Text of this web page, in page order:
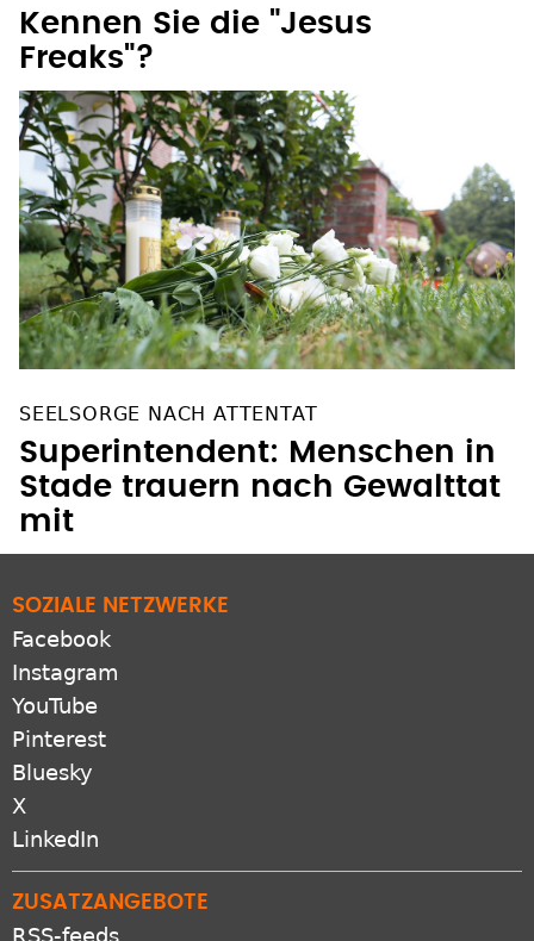
Kennen Sie die "Jesus
Freaks"?
SEELSORGE NACH ATTENTAT
Superintendent: Menschen in
Stade trauern nach Gewalttat
mit
SOZIALE NETZWERKE
Facebook
Instagram
YouTube
Pinterest
Bluesky
X
LinkedIn
ZUSATZANGEBOTE